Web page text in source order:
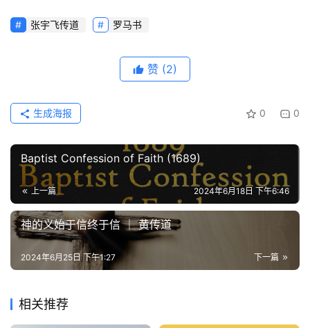
张宇飞传道 罗马书
赞 (2)
0 0
生成海报
Baptist Confession of Faith (1689)
上一篇 2024年6月18日 下午6:46
神的义始于信终于信 ｜ 黄传道
下一篇
2024年6月25日 下午1:27
相关推荐